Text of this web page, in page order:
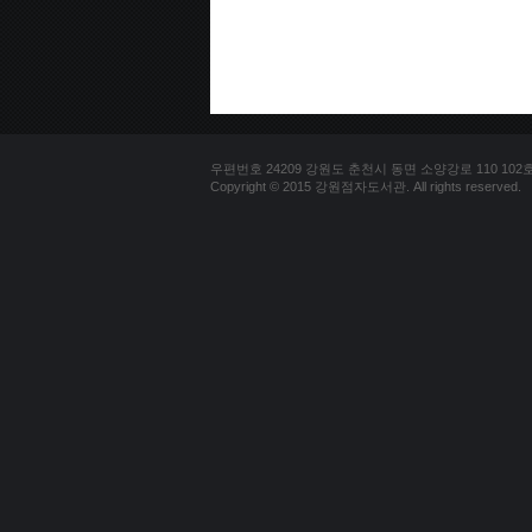
우편번호 24209 강원도 춘천시 동면 소양강로 110 102
Copyright © 2015 강원점자도서관. All rights reserved.